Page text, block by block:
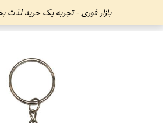
بازار فوری - تجربه یک خرید